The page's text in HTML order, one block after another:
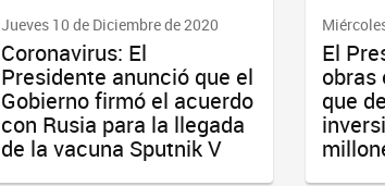
Jueves 10 de Diciembre de 2020
Coronavirus: El
Presidente anunció que el
Gobierno firmó el acuerdo
con Rusia para la llegada
de la vacuna Sputnik V
El
obras
que